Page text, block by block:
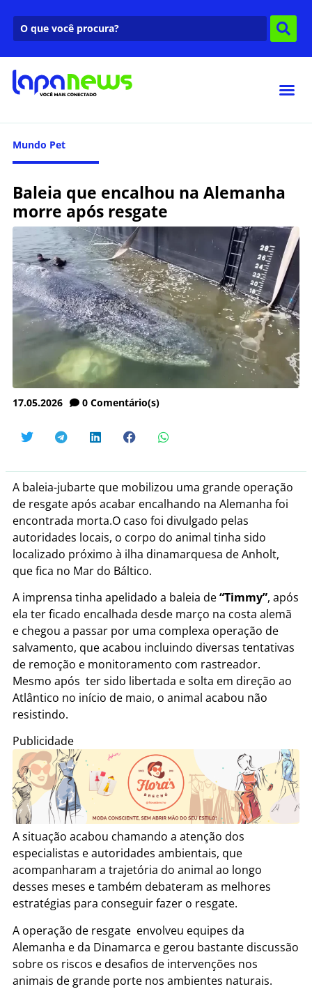
Mundo Pet
Baleia que encalhou na Alemanha
morre após resgate
17.05.2026 0 Comentário(s)
A baleia-jubarte que mobilizou uma grande operação
de resgate após acabar encalhando na Alemanha foi
encontrada morta.O caso foi divulgado pelas
autoridades locais, o corpo do animal tinha sido
localizado próximo à ilha dinamarquesa de Anholt,
que fica no Mar do Báltico.
A imprensa tinha apelidado a baleia de“Timmy”, após
ela ter ficado encalhada desde março na costa alemã
e chegou a passar por uma complexa operação de
salvamento, que acabou incluindo diversas tentativas
de remoção e monitoramento com rastreador.
Mesmo após ter sido libertada e solta em direção ao
Atlântico no início de maio, o animal acabou não
resistindo.
Publicidade
A situação acabou chamando a atenção dos
especialistas e autoridades ambientais, que
acompanharam a trajetória do animal ao longo
desses meses e também debateram as melhores
estratégias para conseguir fazer o resgate.
A operação de resgate envolveu equipes da
Alemanha e da Dinamarca e gerou bastante discussão
sobre os riscos e desafios de intervenções nos
animais de grande porte nos ambientes naturais.